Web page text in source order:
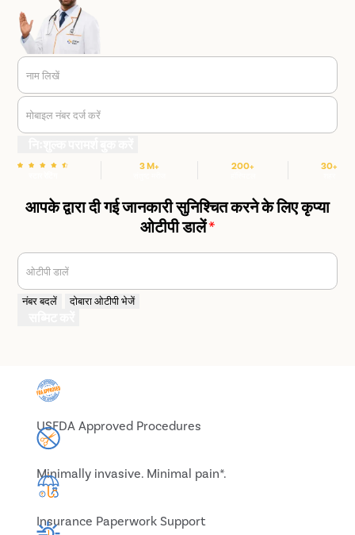
नाम लिखें
मोबाइल नंबर दर्ज करें
3 M+ 200+ 30+
आपके द्वारा दी गई जानकारी सुनिश्चित करने के लिए कृप्या
ओटीपी डालें*
ओटीपी डालें
नंबर बदलें दोबारा ओटीपी भेजें
USFDA Approved Procedures
Minimally invasive. Minimal pain*.
Insurance Paperwork Support